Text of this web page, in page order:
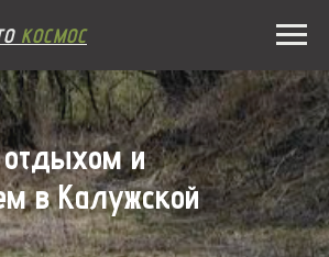
КОСМОС
и
в Калужской